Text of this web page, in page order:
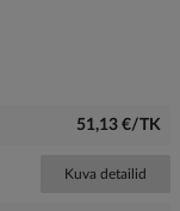
51,13 €/TK
Kuva detailid